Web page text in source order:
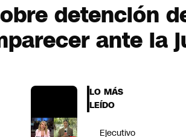
detención
ante la
LO MÁS
LEÍDO
Ejecutivo